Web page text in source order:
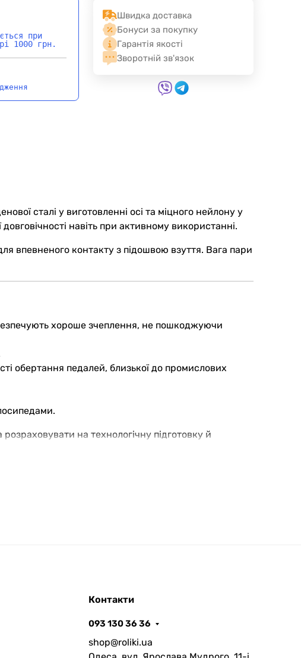
при
1000 грн.
Швидка доставка
Бонуси за покупку
Гарантія якості
Зворотній зв'язок
сталі у виготовленні осі та міцного нейлону у
навіть при активному використанні.
впевненого контакту з підошвою взуття. Вага пари
хороше зчеплення, не пошкоджуючи
обертання педалей, близької до промислових
на технологічну підготовку й
— праву різьбу (за годинниковою стрілкою).
Контакти
093 130 36 36
shop@roliki.ua